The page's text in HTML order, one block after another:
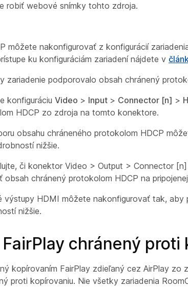
robiť webové snímky tohto zdroja.
môžete nakonfigurovať z konfigurácií
ku konfiguráciám zariadení nájdete v
zariadenie podporovalo obsah chránený
konfiguráciu Video > Input > Connector [n] >
HDCP zo zdroja na tomto konektore.
obsahu chráneného protokolom HDCP
nižšie.
či konektor Video > Output > Connector
obsah chránený protokolom HDCP na
výstupy HDMI môžete nakonfigurovať tak,
nižšie.
chránený
kopírovaním FairPlay zdieľaný cez AirPlay
proti kopírovaniu. Nie všetky zariadenia